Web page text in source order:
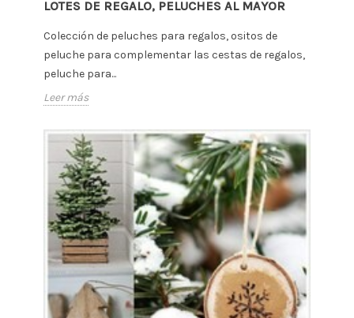
LOTES DE REGALO, PELUCHES AL MAYOR
Colección de peluches para regalos, ositos de
peluche para complementar las cestas de regalos,
peluche para...
Leer más